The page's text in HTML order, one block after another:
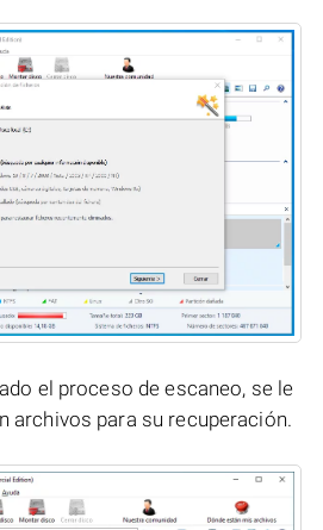
el proceso de escaneo, se le
archivos para su recuperación.